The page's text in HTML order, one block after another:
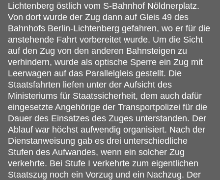
Lichtenberg östlich vom S-Bahnhof Nöldnerplatz.
Von dort wurde der Zug dann auf Gleis 49 des
Bahnhofs Berlin-Lichtenberg gefahren, wo er für die
anstehende Fahrt vorbereitet wurde. Um die Sicht
auf den Zug von den anderen Bahnsteigen zu
verhindern, wurde als optische Sperre ein Zug mit
Leerwagen auf das Parallelgleis gestellt. Die
Staatsfahrten liefen unter der Aufsicht des
Ministeriums für Staatssicherheit, dem auch dafür
eingesetzte Angehörige der Transportpolizei für die
Dauer des Einsatzes des Zuges unterstanden. Der
Ablauf war höchst aufwendig organisiert. Nach der
Dienstanweisung gab es drei unterschiedliche
Stufen des Aufwandes, wenn ein solcher Zug
verkehrte. Bei Stufe I verkehrte zum eigentlichen
Staatszug noch ein Vorzug und ein Nachzug. Der